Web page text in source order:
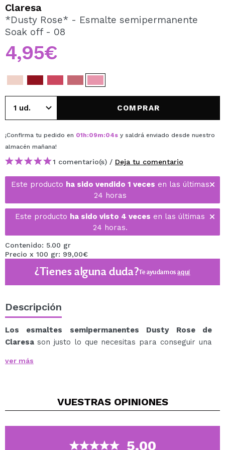
Al crear una cuenta en Maquillalia.com podrás realizar
tus compras rápidamente, revisar el estado de tus
CREAR CUENTA
Claresa
*Dusty Rose* - Esmalte semipermanente
Soak off - 08
4,95€
COMPRAR
¡Confirma tu pedido en 01h:09m:04s y saldrá enviado desde nuestro
almacén mañana!
1 comentario(s) / Deja tu comentario
Este producto ha sido vendido 1 veces en las últimas
24 horas
Este producto ha sido visto 4 veces en las últimas
24 horas.
Contenido: 5.00 gr
Precio x 100 gr: 99,00€
¿Tienes alguna duda?Te ayudamosaquí
Descripción
Los esmaltes semipermanentes Dusty Rose de
Claresa son justo lo que necesitas para conseguir una
La colección Dusty Rose de Claresa está compuesta
el otoño. Ideales para resaltar de tus uñas y manos.
Los esmaltes de Claresa ofrecen una duración de
ver más
VUESTRAS OPINIONES
5.00